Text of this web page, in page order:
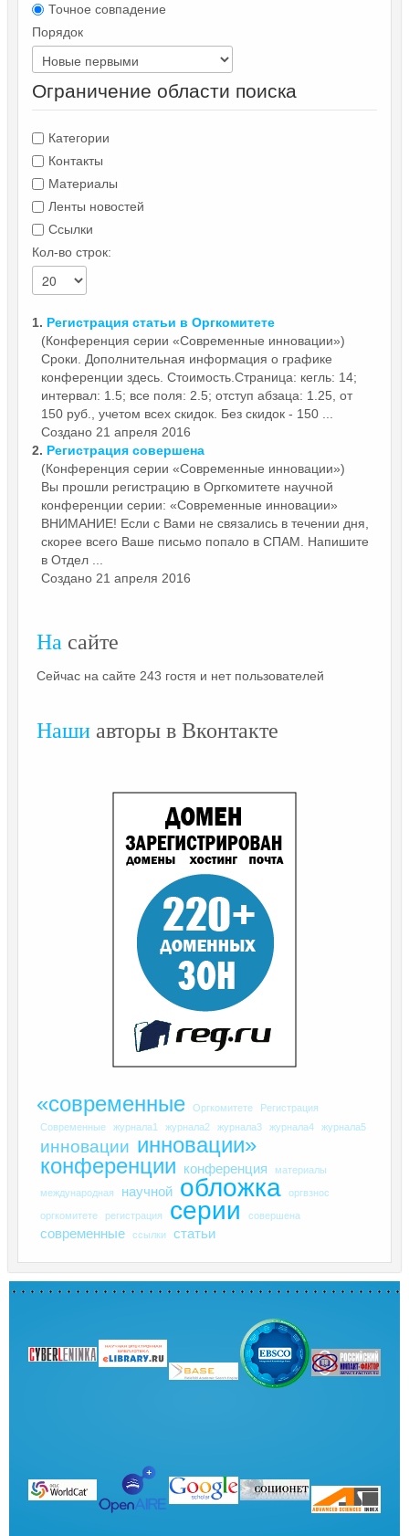
Точное совпадение
Порядок
Ограничение области поиска
Категории
Контакты
Материалы
Ленты новостей
Ссылки
Кол-во строк:
1. Регистрация статьи в Оргкомитете
(Конференция серии «Современные инновации»)
Сроки. Дополнительная информация о графике
конференции здесь. Стоимость.Страница: кегль: 14;
интервал: 1.5; все поля: 2.5; отступ абзаца: 1.25, от
150 руб., учетом всех скидок. Без скидок - 150 ...
Создано 21 апреля 2016
2. Регистрация совершена
(Конференция серии «Современные инновации»)
Вы прошли регистрацию в Оргкомитете научной
конференции серии: «Современные инновации»
ВНИМАНИЕ! Если с Вами не связались в течении дня,
скорее всего Ваше письмо попало в СПАМ. Напишите
в Отдел ...
Создано 21 апреля 2016
На сайте
Сейчас на сайте 243 гостя и нет пользователей
Наши авторы в Вконтакте
«современные Оргкомитете
Регистрация
Современные
журнала1 журнала2 журнала3 журнала4 журнала5
инновации инновации»
конференции
конференция материалы
международная научной обложка оргвзнос
оргкомитете регистрация серии совершена
современные ссылки статьи